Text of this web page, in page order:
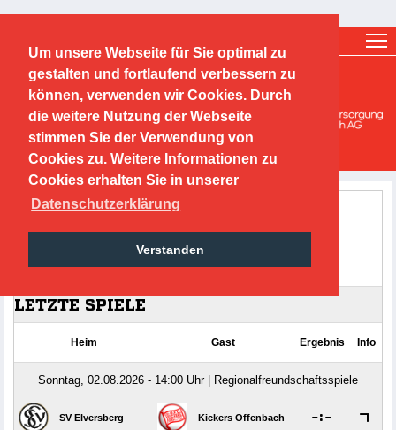
Um unsere Webseite für Sie optimal zu
gestalten und fortlaufend verbessern zu
können, verwenden wir Cookies. Durch
die weitere Nutzung der Webseite
stimmen Sie der Verwendung von
Cookies zu. Weitere Informationen zu
Cookies erhalten Sie in unserer
Datenschutzerklärung
Verstanden
O.F.C. Kickers 1901 e.V.
Mädchen-/ und